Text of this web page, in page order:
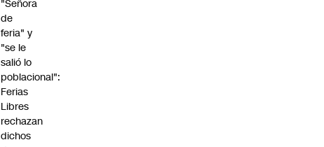
"Señora
de
feria" y
"se le
salió lo
poblacional":
Ferias
Libres
rechazan
dichos